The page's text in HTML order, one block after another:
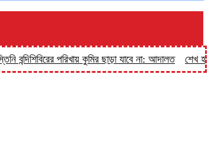
পরিখায় কুমির ছাড়া যাবে না: আদালত শেখ